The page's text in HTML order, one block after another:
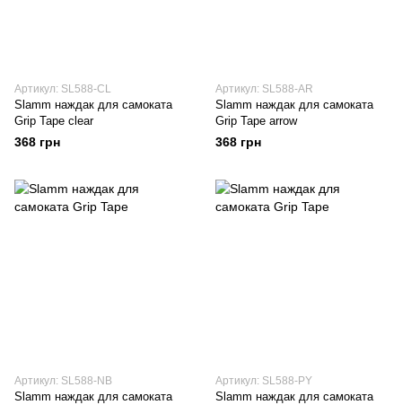
Артикул: SL588-CL
Slamm наждак для самоката
Grip Tape clear
368 грн
Артикул: SL588-AR
Slamm наждак для самоката
Grip Tape arrow
368 грн
Артикул: SL588-NB
Slamm наждак для самоката
Артикул: SL588-PY
Slamm наждак для самоката